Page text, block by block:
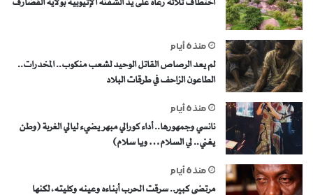
منذ 6 أيام
لم يعد الرصاص القاتل الوحيد لشعب منكوب.. المخدرات..
الطاعون الزاحف في طرقات البلاد
منذ 6 أيام
نانسي وجمهورها.. أداء كورالي مبهر يضيء ليالي الغربة (وطن
يغني.. لي السلام… ويا سلام)
منذ 6 أيام
مرتضى كبير.. سرقت الحرب أبناءه وعينه وكليته، لكنها